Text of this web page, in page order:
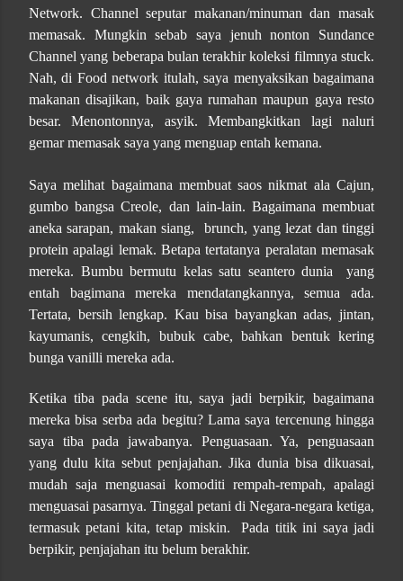
Network. Channel seputar makanan/minuman dan masak
memasak. Mungkin sebab saya jenuh nonton Sundance
Channel yang beberapa bulan terakhir koleksi filmnya stuck.
Nah, di Food network itulah, saya menyaksikan bagaimana
makanan disajikan, baik gaya rumahan maupun gaya resto
besar. Menontonnya, asyik. Membangkitkan lagi naluri
gemar memasak saya yang menguap entah kemana.
Saya melihat bagaimana membuat saos nikmat ala Cajun,
gumbo bangsa Creole, dan lain-lain. Bagaimana membuat
aneka sarapan, makan siang,
brunch, yang lezat dan tinggi
protein apalagi lemak. Betapa tertatanya peralatan memasak
mereka. Bumbu bermutu kelas satu seantero dunia
yang
entah bagimana mereka mendatangkannya, semua ada.
Tertata, bersih lengkap. Kau bisa bayangkan adas, jintan,
kayumanis, cengkih, bubuk cabe, bahkan bentuk kering
bunga vanilli mereka ada.
Ketika tiba pada scene itu, saya jadi berpikir, bagaimana
mereka bisa serba ada begitu? Lama saya tercenung hingga
saya tiba pada jawabanya. Penguasaan. Ya, penguasaan
yang dulu kita sebut penjajahan. Jika dunia bisa dikuasai,
mudah saja menguasai komoditi rempah-rempah, apalagi
menguasai pasarnya. Tinggal petani di Negara-negara ketiga,
termasuk petani kita, tetap miskin.
Pada titik ini saya jadi
berpikir, penjajahan itu belum berakhir.